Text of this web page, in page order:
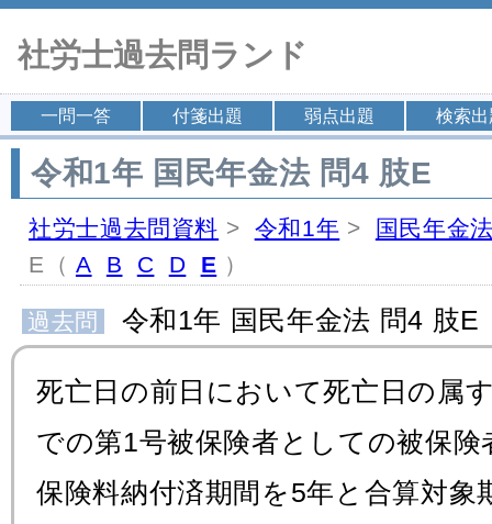
社労士過去問ランド
一問一答 付箋出題 弱点出題 検索出
令和1年 国民年金法 問4 肢E
社労士過去問資料 > 令和1年 >
国民年金
E（ A B C D E ）
過去問 令和1年 国民年金法 問4 肢E
死亡日の前日において死亡日の属
での第1号被保険者としての被保険
保険料納付済期間を5年と合算対象